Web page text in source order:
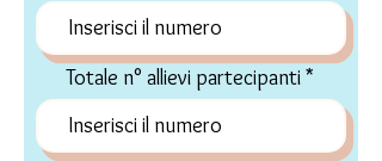
Totale n° allievi partecipanti